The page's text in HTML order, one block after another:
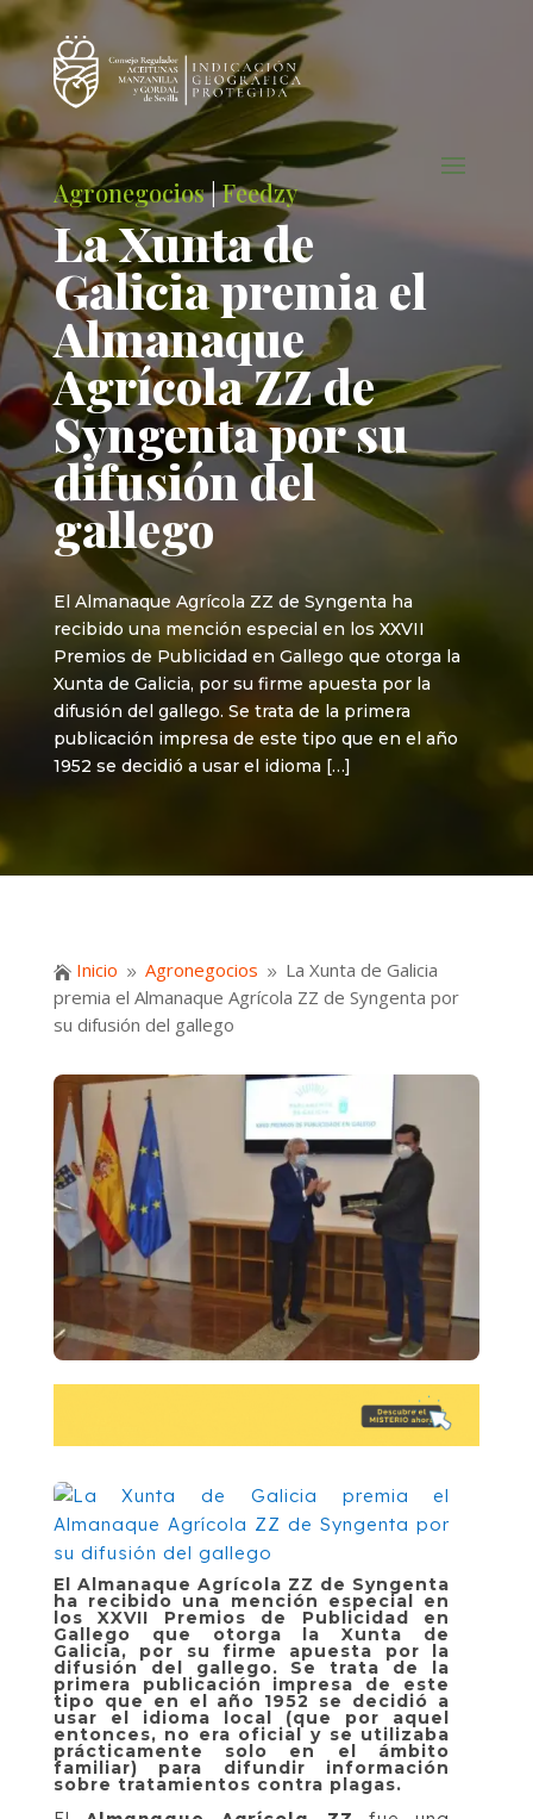
Agronegocios|Feedzy
La Xunta de
Galicia premia el
Almanaque
Agrícola ZZ de
Syngenta por su
difusión del
gallego
El Almanaque Agrícola ZZ de Syngenta ha
recibido una mención especial en los XXVII
Premios de Publicidad en Gallego que otorga la
Xunta de Galicia, por su firme apuesta por la
difusión del gallego. Se trata de la primera
publicación impresa de este tipo que en el año
1952 se decidió a usar el idioma […]
 Inicio 9 Agronegocios 9 La Xunta de Galicia
premia el Almanaque Agrícola ZZ de Syngenta por
su difusión del gallego
El Almanaque Agrícola ZZ de Syngenta
ha recibido una mención especial en
los XXVII Premios de Publicidad en
Gallego que otorga la Xunta de
Galicia, por su firme apuesta por la
difusión del gallego. Se trata de la
primera publicación impresa de este
tipo que en el año 1952 se decidió a
usar el idioma local (que por aquel
entonces, no era oficial y se utilizaba
prácticamente solo en el ámbito
familiar) para difundir información
sobre tratamientos contra plagas.